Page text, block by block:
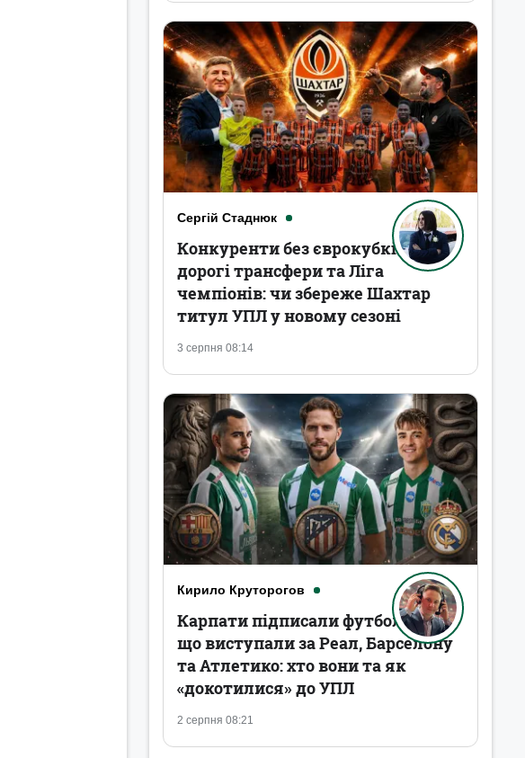
Сергій Стаднюк
3 серпня 08:14
Конкуренти без єврокубків,
дорогі трансфери та Ліга
чемпіонів: чи збереже Шахтар
титул УПЛ у новому сезоні
Кирило Круторогов
2 серпня 08:21
Карпати підписали футболістів,
що виступали за Реал, Барселону
та Атлетико: хто вони та як
«докотилися» до УПЛ